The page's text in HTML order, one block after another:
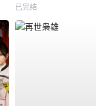
已完结